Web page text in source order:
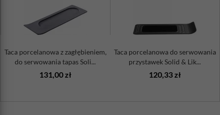
Taca porcelanowa z zagłębieniem,
do serwowania tapas Soli...
131,00 zł
Taca porcelanowa do serwowania
przystawek Solid & Lik...
120,33 zł